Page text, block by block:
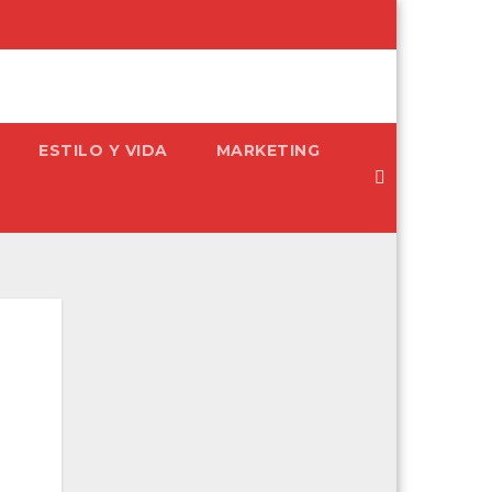
ESTILO Y VIDA MARKETING